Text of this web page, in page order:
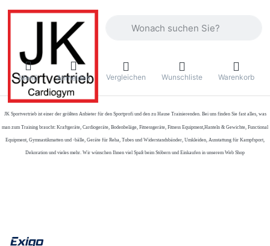
Menü Anmelden Vergleichen Wunschliste Warenkorb
JK Sportvertrieb ist einer der größten Anbieter für den Sportprofi und den zu Hause Trainierenden. Bei uns finden Sie fast alles, was
man zum Training braucht: Kraftgeräte, Cardiogeräte, Bodenbeläge, Fitnessgeräte, Fitness Equipment,Hanteln & Gewichte, Functional
Equipment, Gymnastikmatten und -bälle, Geräte für Reha, Tubes und Widerstandsbänder, Umkleiden, Ausstattung für Kampfsport,
Dekoration und vieles mehr. Wir wünschen Ihnen viel Spaß beim Stöbern und Einkaufen in unserem Web Shop